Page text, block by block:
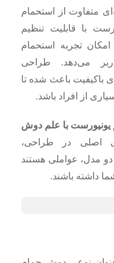
متفاوت از استحمام
با قابلیت تنظیم
تجربه استحمام
می‌دهد. طراحی
باکیفیت باعث شده تا
از افراد باشد.
یونیورست با علم دوش
اصلی در طراحی،
مدل، عواملی هستند
داشته باشند.